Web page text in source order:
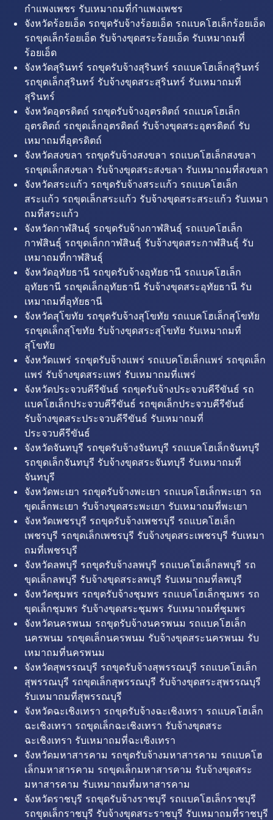
กำแพงเพชร รับเหมาถมที่กำแพงเพชร
จังหวัดร้อยเอ็ด รถขุดรับจ้างร้อยเอ็ด รถแบคโฮเล็กร้อยเอ็ด
รถขุดเล็กร้อยเอ็ด รับจ้างขุดสระร้อยเอ็ด รับเหมาถมที่
ร้อยเอ็ด
จังหวัดสุรินทร์ รถขุดรับจ้างสุรินทร์ รถแบคโฮเล็กสุรินทร์
รถขุดเล็กสุรินทร์ รับจ้างขุดสระสุรินทร์ รับเหมาถมที่
สุรินทร์
จังหวัดอุตรดิตถ์ รถขุดรับจ้างอุตรดิตถ์ รถแบคโฮเล็ก
อุตรดิตถ์ รถขุดเล็กอุตรดิตถ์ รับจ้างขุดสระอุตรดิตถ์ รับ
เหมาถมที่อุตรดิตถ์
จังหวัดสงขลา รถขุดรับจ้างสงขลา รถแบคโฮเล็กสงขลา
รถขุดเล็กสงขลา รับจ้างขุดสระสงขลา รับเหมาถมที่สงขลา
จังหวัดสระแก้ว รถขุดรับจ้างสระแก้ว รถแบคโฮเล็ก
สระแก้ว รถขุดเล็กสระแก้ว รับจ้างขุดสระสระแก้ว รับเหมา
ถมที่สระแก้ว
จังหวัดกาฬสินธุ์ รถขุดรับจ้างกาฬสินธุ์ รถแบคโฮเล็ก
กาฬสินธุ์ รถขุดเล็กกาฬสินธุ์ รับจ้างขุดสระกาฬสินธุ์ รับ
เหมาถมที่กาฬสินธุ์
จังหวัดอุทัยธานี รถขุดรับจ้างอุทัยธานี รถแบคโฮเล็ก
อุทัยธานี รถขุดเล็กอุทัยธานี รับจ้างขุดสระอุทัยธานี รับ
เหมาถมที่อุทัยธานี
จังหวัดสุโขทัย รถขุดรับจ้างสุโขทัย รถแบคโฮเล็กสุโขทัย
รถขุดเล็กสุโขทัย รับจ้างขุดสระสุโขทัย รับเหมาถมที่
สุโขทัย
จังหวัดแพร่ รถขุดรับจ้างแพร่ รถแบคโฮเล็กแพร่ รถขุดเล็ก
แพร่ รับจ้างขุดสระแพร่ รับเหมาถมที่แพร่
จังหวัดประจวบคีรีขันธ์ รถขุดรับจ้างประจวบคีรีขันธ์ รถ
แบคโฮเล็กประจวบคีรีขันธ์ รถขุดเล็กประจวบคีรีขันธ์
รับจ้างขุดสระประจวบคีรีขันธ์ รับเหมาถมที่
ประจวบคีรีขันธ์
จังหวัดจันทบุรี รถขุดรับจ้างจันทบุรี รถแบคโฮเล็กจันทบุรี
รถขุดเล็กจันทบุรี รับจ้างขุดสระจันทบุรี รับเหมาถมที่
จันทบุรี
จังหวัดพะเยา รถขุดรับจ้างพะเยา รถแบคโฮเล็กพะเยา รถ
ขุดเล็กพะเยา รับจ้างขุดสระพะเยา รับเหมาถมที่พะเยา
จังหวัดเพชรบุรี รถขุดรับจ้างเพชรบุรี รถแบคโฮเล็ก
เพชรบุรี รถขุดเล็กเพชรบุรี รับจ้างขุดสระเพชรบุรี รับเหมา
ถมที่เพชรบุรี
จังหวัดลพบุรี รถขุดรับจ้างลพบุรี รถแบคโฮเล็กลพบุรี รถ
ขุดเล็กลพบุรี รับจ้างขุดสระลพบุรี รับเหมาถมที่ลพบุรี
จังหวัดชุมพร รถขุดรับจ้างชุมพร รถแบคโฮเล็กชุมพร รถ
ขุดเล็กชุมพร รับจ้างขุดสระชุมพร รับเหมาถมที่ชุมพร
จังหวัดนครพนม รถขุดรับจ้างนครพนม รถแบคโฮเล็ก
นครพนม รถขุดเล็กนครพนม รับจ้างขุดสระนครพนม รับ
เหมาถมที่นครพนม
จังหวัดสุพรรณบุรี รถขุดรับจ้างสุพรรณบุรี รถแบคโฮเล็ก
สุพรรณบุรี รถขุดเล็กสุพรรณบุรี รับจ้างขุดสระสุพรรณบุรี
รับเหมาถมที่สุพรรณบุรี
จังหวัดฉะเชิงเทรา รถขุดรับจ้างฉะเชิงเทรา รถแบคโฮเล็ก
ฉะเชิงเทรา รถขุดเล็กฉะเชิงเทรา รับจ้างขุดสระ
ฉะเชิงเทรา รับเหมาถมที่ฉะเชิงเทรา
จังหวัดมหาสารคาม รถขุดรับจ้างมหาสารคาม รถแบคโฮ
เล็กมหาสารคาม รถขุดเล็กมหาสารคาม รับจ้างขุดสระ
มหาสารคาม รับเหมาถมที่มหาสารคาม
จังหวัดราชบุรี รถขุดรับจ้างราชบุรี รถแบคโฮเล็กราชบุรี
รถขุดเล็กราชบุรี รับจ้างขุดสระราชบุรี รับเหมาถมที่ราชบุรี